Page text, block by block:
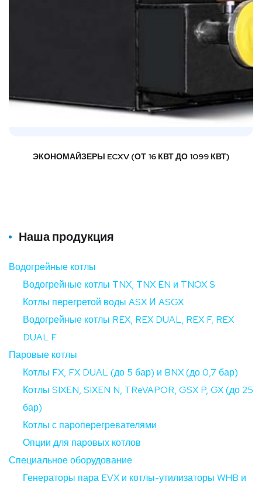
ЭКОНОМАЙЗЕРЫ ECXV (ОТ 16 КВТ ДО 1099 КВТ)
Наша продукция
Водогрейные котлы
Водогрейные котлы TNX, TNX EN и TNOX S
Котлы перегретой воды ASX И ASGX
Водогрейные котлы REX, REX DUAL, REX F, REX
DUAL F
Паровые котлы
Котлы FX, FX DUAL (до 5 бар) и BNX (до 0,7 бар)
Котлы SIXEN, SIXEN N, TReVAPOR, GSX P, GX (до 25
бар)
Котлы с пароперегревателями
Опции для паровых котлов
Специальное оборудование
Генераторы пара EVX и котлы-утилизаторы WHB и